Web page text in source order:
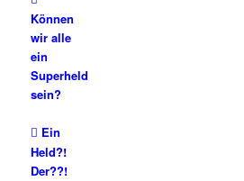
Können
wir alle
ein
Superheld
sein?
Ein
Held?!
Der??!